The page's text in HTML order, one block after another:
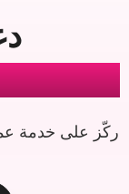
ركّز على خدمة